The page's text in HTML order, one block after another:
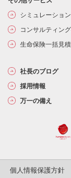
シミュレーショ
コンサルティン
生命保険一括見積
社長のブログ
採用情報
万一の備え
個人情報保護方針